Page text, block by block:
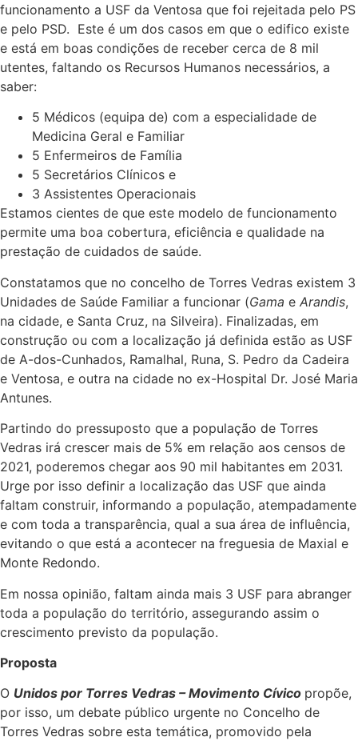
funcionamento a USF da Ventosa que foi rejeitada pelo PS
e pelo PSD. Este é um dos casos em que o edifico existe
e está em boas condições de receber cerca de 8 mil
utentes, faltando os Recursos Humanos necessários, a
saber:
5 Médicos (equipa de) com a especialidade de
Medicina Geral e Familiar
5 Enfermeiros de Família
5 Secretários Clínicos e
3 Assistentes Operacionais
Estamos cientes de que este modelo de funcionamento
permite uma boa cobertura, eficiência e qualidade na
prestação de cuidados de saúde.
Constatamos que no concelho de Torres Vedras existem 3
Unidades de Saúde Familiar a funcionar (Gama e Arandis,
na cidade, e Santa Cruz, na Silveira). Finalizadas, em
construção ou com a localização já definida estão as USF
de A-dos-Cunhados, Ramalhal, Runa, S. Pedro da Cadeira
e Ventosa, e outra na cidade no ex-Hospital Dr. José Maria
Antunes.
Partindo do pressuposto que a população de Torres
Vedras irá crescer mais de 5% em relação aos censos de
2021, poderemos chegar aos 90 mil habitantes em 2031.
Urge por isso definir a localização das USF que ainda
faltam construir, informando a população, atempadamente
e com toda a transparência, qual a sua área de influência,
evitando o que está a acontecer na freguesia de Maxial e
Monte Redondo.
Em nossa opinião, faltam ainda mais 3 USF para abranger
toda a população do território, assegurando assim o
crescimento previsto da população.
Proposta
O Unidos por Torres Vedras – Movimento Cívico propõe,
por isso, um debate público urgente no Concelho de
Torres Vedras sobre esta temática, promovido pela